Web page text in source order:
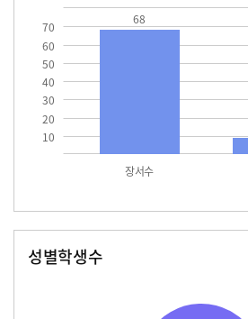
10
20
30
40
50
60
70
장서수
68
성별학생수